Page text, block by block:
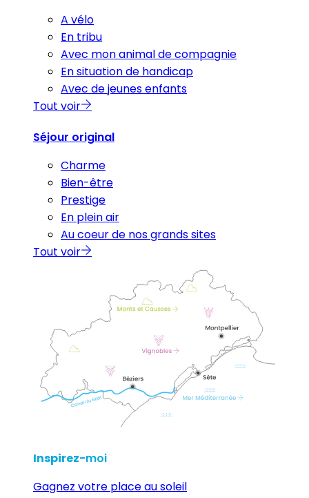
A vélo
En tribu
Avec mon animal de compagnie
En situation de handicap
Avec de jeunes enfants
Tout voir
Séjour original
Charme
Bien-être
Prestige
En plein air
Au coeur de nos grands sites
Tout voir
Inspirez-moi
Gagnez votre place au soleil